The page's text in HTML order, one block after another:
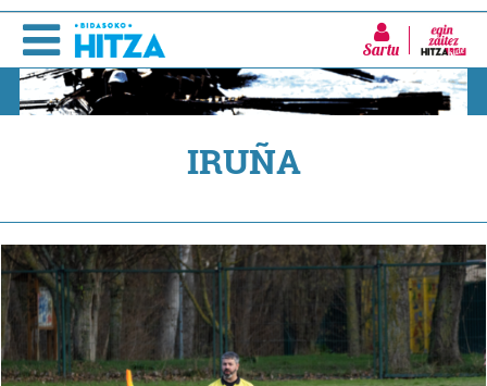
Sartu
IRUÑA